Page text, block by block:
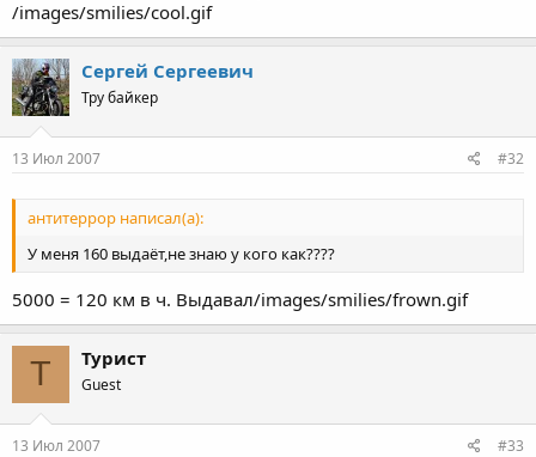
/images/smilies/cool.gif
Сергей Сергеевич
Тру байкер
13 Июл 2007 #32
антитеррор написал(а):
У меня 160 выдаёт,не знаю у кого как????
5000 = 120 км в ч. Выдавал/images/smilies/frown.gif
Т Турист
Guest
13 Июл 2007 #33